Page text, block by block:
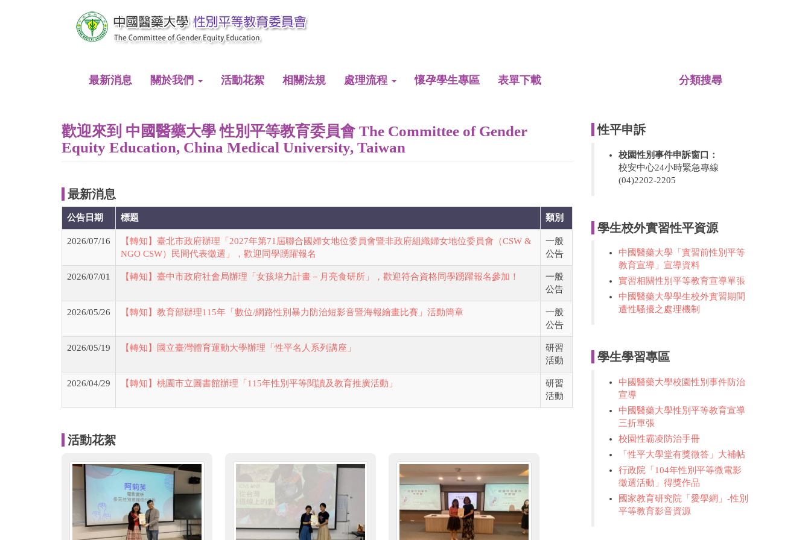
最新消息 關於我們 活動花絮 相關法規 處理流程 懷孕學生專區 表單下載 分類搜尋
歡迎來到 中國醫藥大學 性別平等教育委員會 The Committee of Gender
Equity Education, China Medical University, Taiwan
最新消息
公告日期 標題 類別
2026/07/16
【轉知】臺北市政府辦理「2027年第71屆聯合國婦女地位委員會暨非政府組織婦女地位委員會（CSW &
NGO CSW）民間代表徵選」，歡迎同學踴躍報名
一般
公告
2026/07/01 【轉知】臺中市政府社會局辦理「女孩培力計畫－月亮食研所」，歡迎符合資格同學踴躍報名參加！
一般
公告
2026/05/26 【轉知】教育部辦理115年「數位/網路性別暴力防治短影音暨海報繪畫比賽」活動簡章
一般
公告
2026/05/19 【轉知】國立臺灣體育運動大學辦理「性平名人系列講座」
研習
活動
2026/04/29 【轉知】桃園市立圖書館辦理「115年性別平等閱讀及教育推廣活動」
研習
活動
活動花絮
性平申訴
校園性別事件申訴窗口：
校安中心24小時緊急專線
(04)2202-2205
學生校外實習性平資源
中國醫藥大學「實習前性別平等
教育宣導」宣導資料
實習相關性別平等教育宣導單張
中國醫藥大學學生校外實習期間
遭性騷擾之處理機制
學生學習專區
中國醫藥大學校園性別事件防治
宣導
中國醫藥大學性別平等教育宣導
三折單張
校園性霸凌防治手冊
「性平大學堂有獎徵答」大補帖
行政院「104年性別平等微電影
徵選活動」得獎作品
國家教育研究院「愛學網」-性別
平等教育影音資源